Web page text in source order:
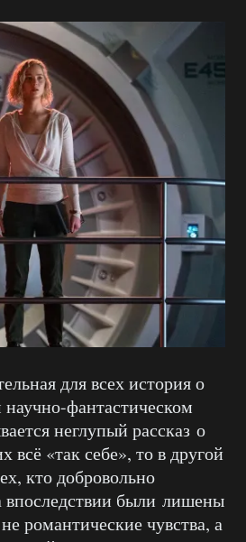
для всех история о
фантастическом
неглупый рассказ о
«так себе», то в другой
кто добровольно
впоследствии были лишены
романтические чувства, а